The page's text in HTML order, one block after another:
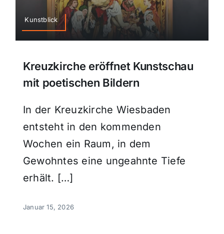
Sport
Panorama
Mein Stadtteil
Galerie
Verkehrsmeldungen
Kunstblick
Kreuzkirche eröffnet Kunstschau
mit poetischen Bildern
In der Kreuzkirche Wiesbaden
entsteht in den kommenden
Wochen ein Raum, in dem
Gewohntes eine ungeahnte Tiefe
erhält. […]
Januar 15, 2026